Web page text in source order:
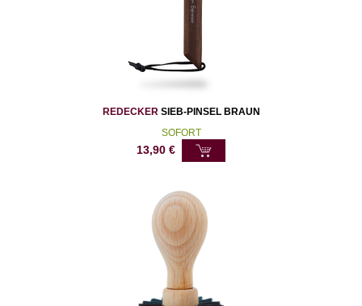
REDECKERSIEB-PINSEL BRAUN
SOFORT
13,90 €